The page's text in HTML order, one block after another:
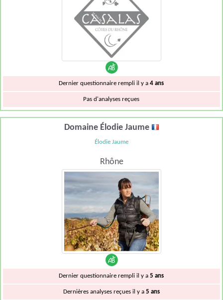
Dernier questionnaire rempli il y a4 ans
Pas d'analyses reçues
Domaine Élodie Jaume
Élodie Jaume
Rhône
Dernier questionnaire rempli il y a5 ans
Dernières analyses reçues il y a 5 ans